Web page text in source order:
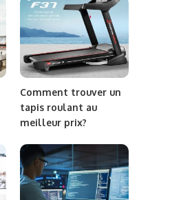
Comment trouver un
tapis roulant au
meilleur prix?